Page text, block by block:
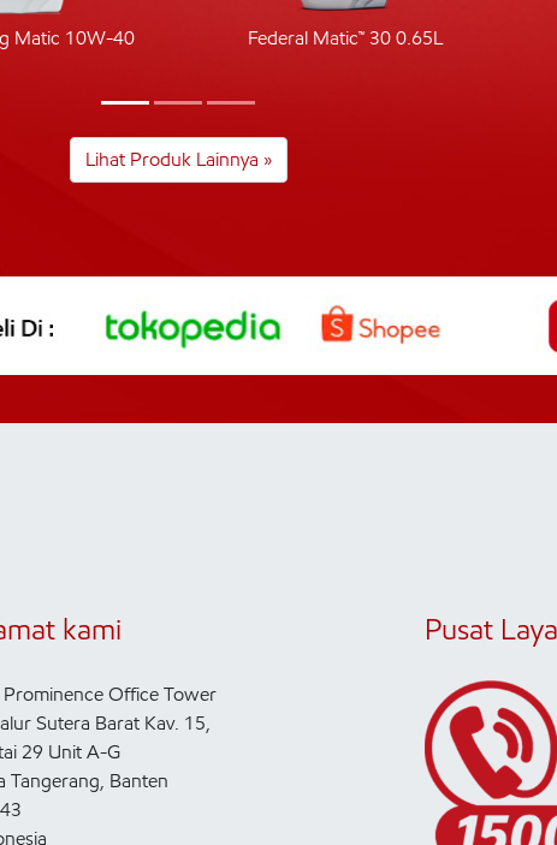
Matic 10W-40 Federal Matic™ 30 0.65L
Lihat Produk Lainnya »
kami
Prominence Office Tower
Sutera Barat Kav. 15,
29 Unit A-G
Tangerang, Banten
Pusat